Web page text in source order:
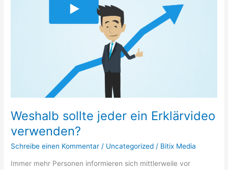
Weshalb sollte jeder ein Erklärvideo
verwenden?
Schreibe einen Kommentar / Uncategorized / Bitix Media
Immer mehr Personen informieren sich mittlerweile vor